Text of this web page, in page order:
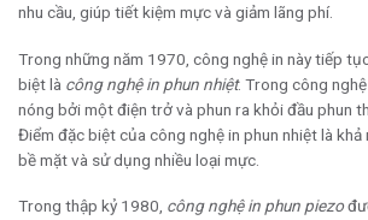
nhu cầu, giúp tiết kiệm mực và giảm lãng phí.
Trong những năm 1970, công nghệ in này tiếp
biệt là công nghệ in phun nhiệt. Trong công
nóng bởi một điện trở và phun ra khỏi đầu phun
Điểm đặc biệt của công nghệ in phun nhiệt là khả
bề mặt và sử dụng nhiều loại mực.
Trong thập kỷ 1980, công nghệ in phun piezo